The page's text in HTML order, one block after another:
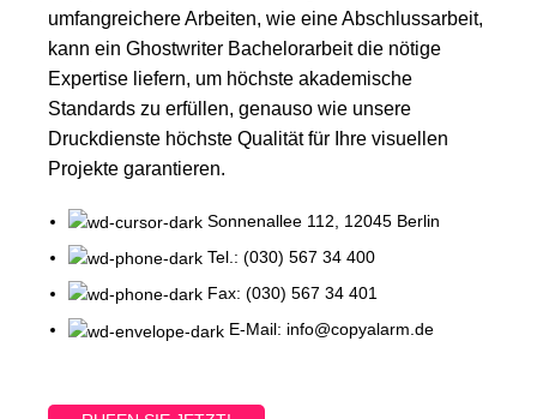
umfangreichere Arbeiten, wie eine Abschlussarbeit,
kann einGhostwriter Bachelorarbeitdie nötige
Expertise liefern, um höchste akademische
Standards zu erfüllen, genauso wie unsere
Druckdienste höchste Qualität für Ihre visuellen
Projekte garantieren.
Sonnenallee 112, 12045 Berlin
Tel.: (030) 567 34 400
Fax: (030) 567 34 401
E-Mail: info@copyalarm.de